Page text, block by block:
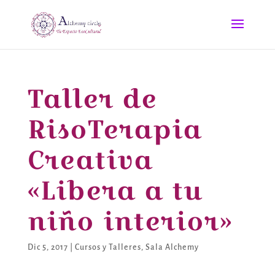
Taller de
RisoTerapia
Creativa
«Libera a tu
niño interior»
Dic 5, 2017 Cursos y Talleres, Sala Alchemy